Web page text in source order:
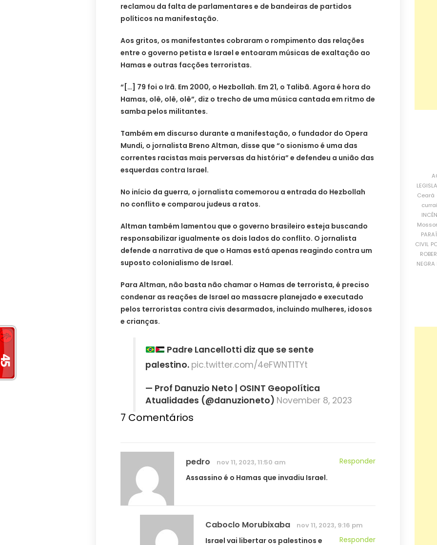
reclamou da falta de parlamentares e de bandeiras de partidos
políticos na manifestação.
Aos gritos, os manifestantes cobraram o rompimento das relações
entre o governo petista e Israel e entoaram músicas de exaltação ao
Hamas e outras facções terroristas.
“[…] 79 foi o Irã. Em 2000, o Hezbollah. Em 21, o Talibã. Agora é hora do
Hamas, olê, olê, olê”, diz o trecho de uma música cantada em ritmo de
samba pelos militantes.
Também em discurso durante a manifestação, o fundador do Opera
Mundi, o jornalista Breno Altman, disse que “o sionismo é uma das
correntes racistas mais perversas da história” e defendeu a união das
esquerdas contra Israel.
No início da guerra, o jornalista comemorou a entrada do Hezbollah
no conflito e comparou judeus a ratos.
Altman também lamentou que o governo brasileiro esteja buscando
responsabilizar igualmente os dois lados do conflito. O jornalista
defende a narrativa de que o Hamas está apenas reagindo contra um
suposto colonialismo de Israel.
Para Altman, não basta não chamar o Hamas de terrorista, é preciso
condenar as reações de Israel ao massacre planejado e executado
pelos terroristas contra civis desarmados, incluindo mulheres, idosos
e crianças.
Padre Lancellotti diz que se sente
palestino. pic.twitter.com/4eFWNT1TYt
— Prof Danuzio Neto | OSINT Geopolítica
Atualidades (@danuzioneto) November 8, 2023
7 Comentários
pedro nov 11, 2023, 11:50 am
Responder
Assassino é o Hamas que invadiu Israel.
Caboclo Morubixaba nov 11, 2023, 9:16 pm
Responder
Israel vai libertar os palestinos e
Ceará
CIVIL
NEGRA